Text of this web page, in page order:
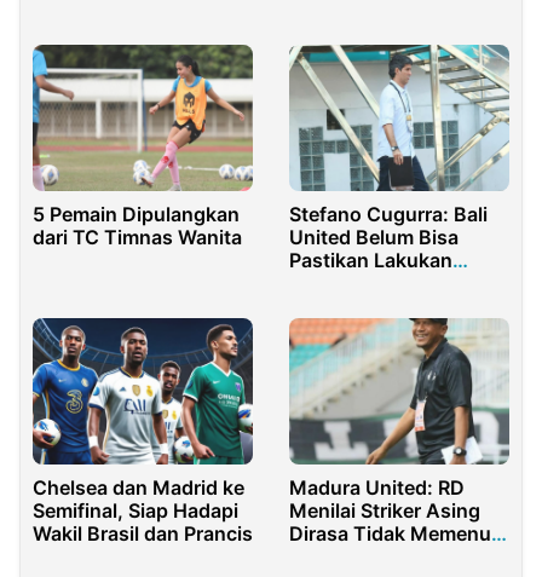
5 Pemain Dipulangkan
dari TC Timnas Wanita
Stefano Cugurra: Bali
United Belum Bisa
Pastikan Lakukan
Chelsea dan Madrid ke
Semifinal, Siap Hadapi
Wakil Brasil dan Prancis
Madura United: RD
Menilai Striker Asing
Dirasa Tidak Memenuhi